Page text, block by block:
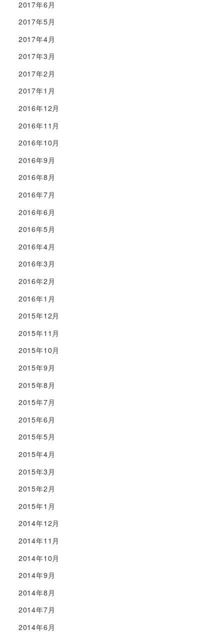
2017年6月
2017年5月
2017年4月
2017年3月
2017年2月
2017年1月
2016年12月
2016年11月
2016年10月
2016年9月
2016年8月
2016年7月
2016年6月
2016年5月
2016年4月
2016年3月
2016年2月
2016年1月
2015年12月
2015年11月
2015年10月
2015年9月
2015年8月
2015年7月
2015年6月
2015年5月
2015年4月
2015年3月
2015年2月
2015年1月
2014年12月
2014年11月
2014年10月
2014年9月
2014年8月
2014年7月
2014年6月